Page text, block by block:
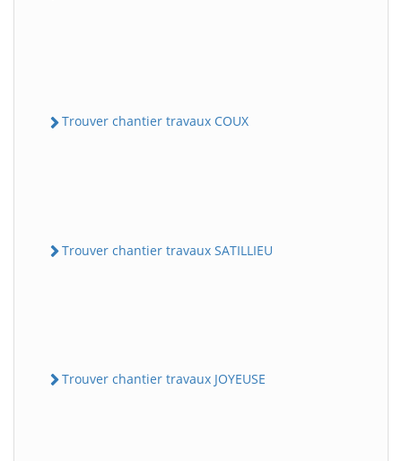
Trouver chantier travaux COUX
Trouver chantier travaux SATILLIEU
Trouver chantier travaux JOYEUSE